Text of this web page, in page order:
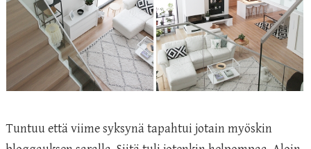
Tuntuu että viime syksynä tapahtui jotain myöskin